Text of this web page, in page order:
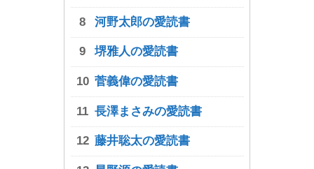
河野太郎の愛読書
堺雅人の愛読書
菅義偉の愛読書
長澤まさみの愛読書
藤井聡太の愛読書